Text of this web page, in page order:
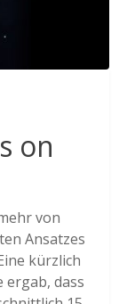
on
von
Ansatzes
kürzlich
dass